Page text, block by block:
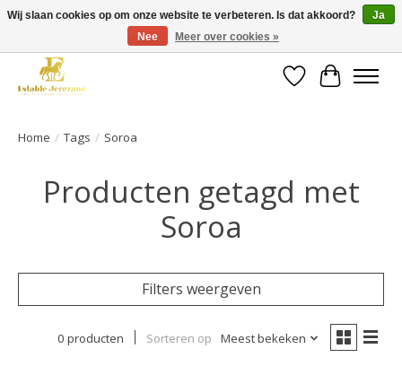
Gratis verzending vanaf €49 op een groot deel van ons assortiment
Verlanglijst
Home / Tags / Soroa
Producten getagd met
Soroa
Filters weergeven
0 producten Sorteren op Meest bekeken
Wij slaan cookies op om onze website te verbeteren. Is dat akkoord?
Ja
Nee
Meer over cookies »